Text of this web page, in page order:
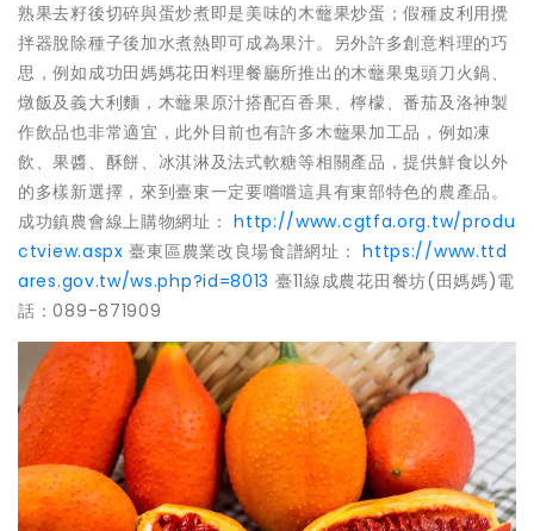
熟果去籽後切碎與蛋炒煮即是美味的木虌果炒蛋；假種皮利用攪
拌器脫除種子後加水煮熱即可成為果汁。另外許多創意料理的巧
思，例如成功田媽媽花田料理餐廳所推出的木虌果鬼頭刀火鍋、
燉飯及義大利麵，木虌果原汁搭配百香果、檸檬、番茄及洛神製
作飲品也非常適宜，此外目前也有許多木虌果加工品，例如凍
飲、果醬、酥餅、冰淇淋及法式軟糖等相關產品，提供鮮食以外
的多樣新選擇，來到臺東一定要嚐嚐這具有東部特色的農產品。
成功鎮農會線上購物網址：http://www.cgtfa.org.tw/produ
ctview.aspx 臺東區農業改良場食譜網址：https://www.ttd
ares.gov.tw/ws.php?id=8013 臺11線成農花田餐坊(田媽媽)電
話：089-871909